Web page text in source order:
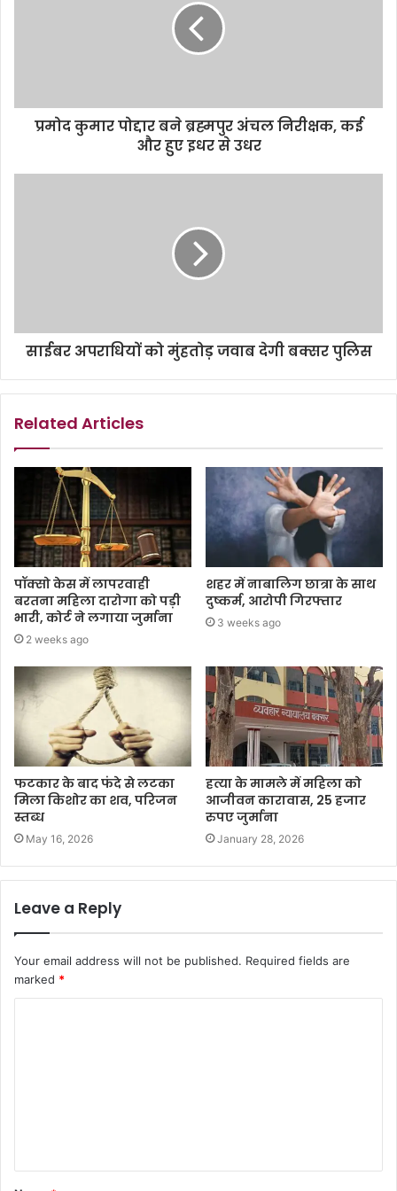
e
प्रमोद कुमार पोद्दार बने ब्रह्मपुर अंचल निरीक्षक, कई
और हुए इधर से उधर
साईबर अपराधियों को मुंहतोड़ जवाब देगी बक्सर पुलिस
Related Articles
पॉक्सो केस में लापरवाही
बरतना महिला दारोगा को पड़ी
भारी, कोर्ट ने लगाया जुर्माना
2 weeks ago
शहर में नाबालिग छात्रा के साथ
दुष्कर्म, आरोपी गिरफ्तार
3 weeks ago
फटकार के बाद फंदे से लटका
मिला किशोर का शव, परिजन
स्तब्ध
May 16, 2026
हत्या के मामले में महिला को
आजीवन कारावास, 25 हजार
रुपए जुर्माना
January 28, 2026
Leave a Reply
Your email address will not be published. Required fields are
marked *